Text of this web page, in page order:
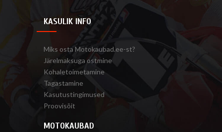
KASULIK INFO
Miks osta Motokaubad.ee-st?
Järelmaksuga ostmine
Kohaletoimetamine
Tagastamine
Kasutustingimused
Proovisõit
MOTOKAUBAD